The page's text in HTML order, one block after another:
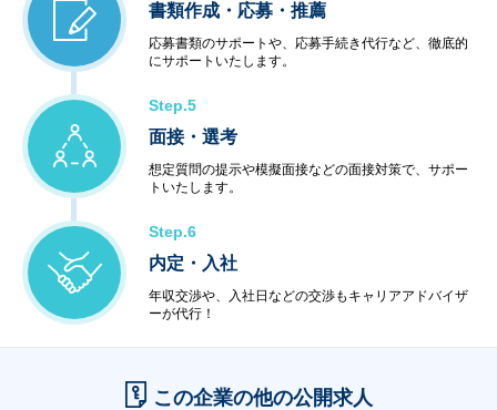
書類作成・応募・推薦
応募書類のサポートや、応募手続き代行など、徹底的
にサポートいたします。
Step.5
面接・選考
想定質問の提示や模擬面接などの面接対策で、サポー
トいたします。
Step.6
内定・入社
年収交渉や、入社日などの交渉もキャリアアドバイザ
ーが代行！
この企業の他の公開求人